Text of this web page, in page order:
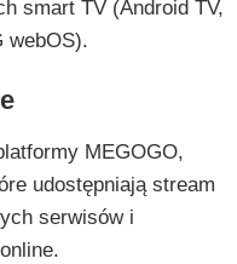
smart TV (Android TV,
webOS).
MEGOGO,
udostępniają stream
serwisów i